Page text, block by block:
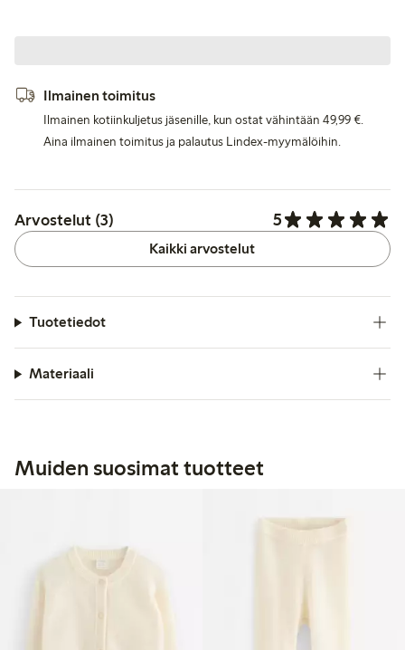
Ilmainen toimitus
Ilmainen kotiinkuljetus jäsenille, kun ostat vähintään 49,99 €.
Aina ilmainen toimitus ja palautus Lindex-myymälöihin.
Arvostelut (3) 5
Kaikki arvostelut
Tuotetiedot
Materiaali
Muiden suosimat tuotteet